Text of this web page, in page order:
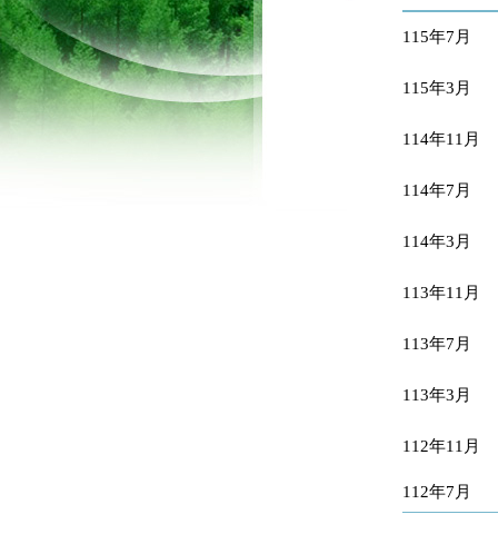
115年7月
115年3月
114年11月
114年7月
114年3月
113年11月
113年7月
113年3月
112年11月
112年7月